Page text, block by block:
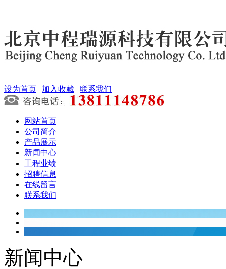
设为首页 | 加入收藏 | 联系我们
网站首页
公司简介
产品展示
新闻中心
工程业绩
招聘信息
在线留言
联系我们
新闻中心